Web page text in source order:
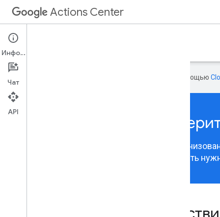
Actions Center
Интеграции
Эта страница переведена с помощью
Чтобы продолжить,
Содержимое Центра действий теперь
подходящую интеграцию, чтобы просмотреть
Интеграция Центра
Информация
Чат
API